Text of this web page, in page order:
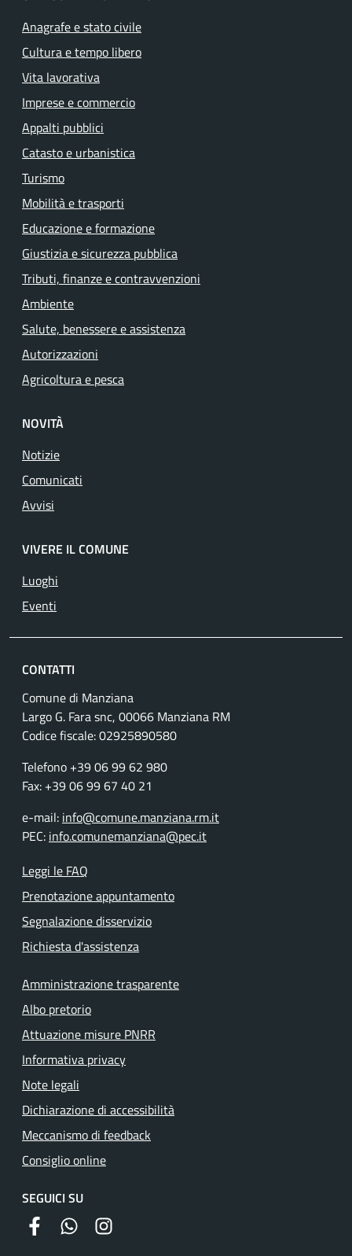
Anagrafe e stato civile
Cultura e tempo libero
Vita lavorativa
Imprese e commercio
Appalti pubblici
Catasto e urbanistica
Turismo
Mobilità e trasporti
Educazione e formazione
Giustizia e sicurezza pubblica
Tributi, finanze e contravvenzioni
Ambiente
Salute, benessere e assistenza
Autorizzazioni
Agricoltura e pesca
NOVITÀ
Notizie
Comunicati
Avvisi
VIVERE IL COMUNE
Luoghi
Eventi
CONTATTI
Comune di Manziana
Largo G. Fara snc, 00066 Manziana RM
Codice fiscale:02925890580
Telefono +39 06 99 62 980
Fax: +39 06 99 67 40 21
e-mail: info@comune.manziana.rm.it
PEC: info.comunemanziana@pec.it
Leggi le FAQ
Prenotazione appuntamento
Segnalazione disservizio
Richiesta d'assistenza
Amministrazione trasparente
Albo pretorio
Attuazione misure PNRR
Informativa privacy
Note legali
Dichiarazione di accessibilità
Meccanismo di feedback
Consiglio online
SEGUICI SU
facebook whatsapp